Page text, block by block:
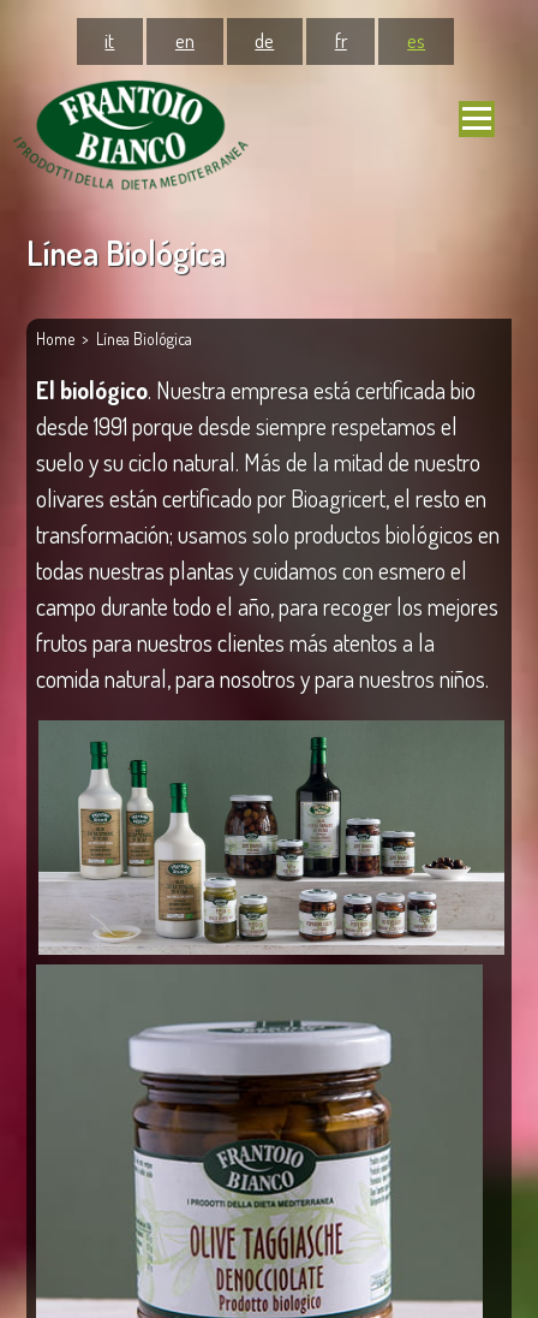
it en de fr es
Línea Biológica
Home > Línea Biológica
El biológico. Nuestra empresa está certificada bio
desde 1991 porque desde siempre respetamos el
suelo y su ciclo natural. Más de la mitad de nuestro
olivares están certificado por Bioagricert, el resto en
transformación; usamos solo productos biológicos en
todas nuestras plantas y cuidamos con esmero el
campo durante todo el año, para recoger los mejores
frutos para nuestros clientes más atentos a la
comida natural, para nosotros y para nuestros niños.